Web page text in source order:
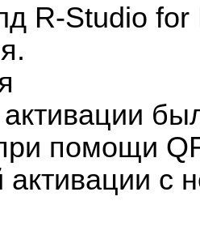
R-Studio for
помощи
активации с